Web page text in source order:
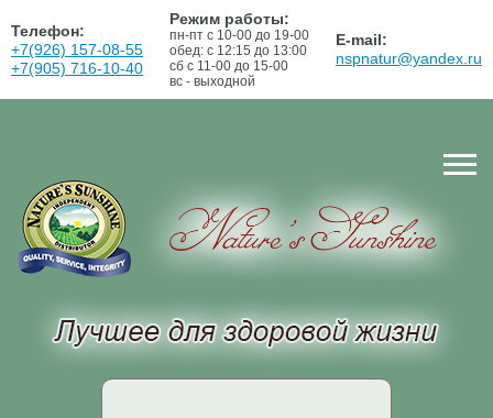
Телефон:
+7(926) 157-08-55
+7(905) 716-10-40
Режим работы:
пн-пт с 10-00 до 19-00
обед: с 12:15 до 13:00
сб с 11-00 до 15-00
вс - выходной
E-mail:
nspnatur@yandex.ru